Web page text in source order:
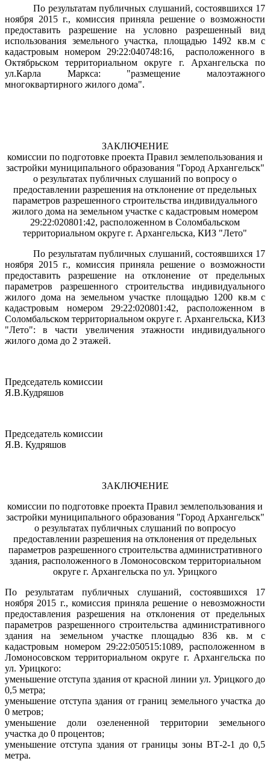
По результатам публичных слушаний, состоявшихся 17
ноября 2015 г., комиссия приняла решение о возможности
предоставить разрешение на условно разрешенный вид
использования земельного участка, площадью 1492 кв.м с
кадастровым номером 29:22:040748:16, расположенного в
Октябрьском территориальном округе г. Архангельска по
ул.Карла Маркса: "размещение малоэтажного
многоквартирного жилого дома".
ЗАКЛЮЧЕНИЕ
комиссии по подготовке проекта Правил землепользования и
застройки муниципального образования "Город Архангельск"
о результатах публичных слушаний по вопросу о
предоставлении разрешения на отклонение от предельных
параметров разрешенного строительства индивидуального
жилого дома на земельном участке с кадастровым номером
29:22:020801:42, расположенном в Соломбальском
территориальном округе г. Архангельска, КИЗ "Лето"
По результатам публичных слушаний, состоявшихся 17
ноября 2015 г., комиссия приняла решение о возможности
предоставить разрешение на отклонение от предельных
параметров разрешенного строительства индивидуального
жилого дома на земельном участке площадью 1200 кв.м с
кадастровым номером 29:22:020801:42, расположенном в
Соломбальском территориальном округе г. Архангельска, КИЗ
"Лето": в части увеличения этажности индивидуального
жилого дома до 2 этажей.
Председатель комиссии
Я.В.Кудряшов
Председатель комиссии
Я.В. Кудряшов
ЗАКЛЮЧЕНИЕ
комиссии по подготовке проекта Правил землепользования и
застройки муниципального образования "Город Архангельск"
о результатах публичных слушаний по вопросуо
предоставлении разрешения на отклонения от предельных
параметров разрешенного строительства административного
здания, расположенного в Ломоносовском территориальном
округе г. Архангельска по ул. Урицкого
По результатам публичных слушаний, состоявшихся 17
ноября 2015 г., комиссия приняла решение о невозможности
предоставления разрешения на отклонения от предельных
параметров разрешенного строительства административного
здания на земельном участке площадью 836 кв. м с
кадастровым номером 29:22:050515:1089, расположенном в
Ломоносовском территориальном округе г. Архангельска по
ул. Урицкого:
уменьшение отступа здания от красной линии ул. Урицкого до
0,5 метра;
уменьшение отступа здания от границ земельного участка до
0 метров;
уменьшение доли озелененной территории земельного
участка до 0 процентов;
уменьшение отступа здания от границы зоны ВТ-2-1 до 0,5
метра.